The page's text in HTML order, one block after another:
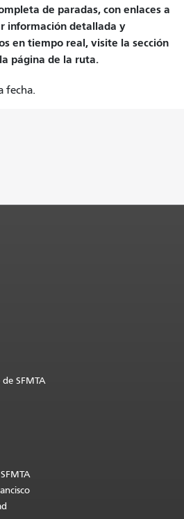
de paradas, con enlaces a
información detallada y
en tiempo real, visite la sección
página de la ruta.
fecha.
las
SFMTA